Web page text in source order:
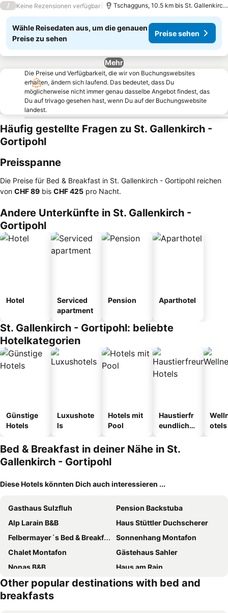
/ Keine Rezensionen verfügbar Tschagguns, 10.5 km bis St. Gallenkirch - Gortipohl
Wähle Reisedaten aus, um die genauen
Preise zu sehen
Preise sehen
Mehr
Die Preise und Verfügbarkeit, die wir von Buchungswebsites
erhalten, ändern sich laufend. Das bedeutet, dass Du
möglicherweise nicht immer genau dasselbe Angebot findest, das
Du auf trivago gesehen hast, wenn Du auf der Buchungswebsite
landest.
Häufig gestellte Fragen zu St. Gallenkirch -
Gortipohl
Preisspanne
Die Preise für Bed & Breakfast in St. Gallenkirch - Gortipohl reichen
von ‎CHF 89 bis ‎CHF 425 pro Nacht.
Andere Unterkünfte in St. Gallenkirch -
Gortipohl
Hotel
Serviced
apartment
Pension Aparthotel
St. Gallenkirch - Gortipohl: beliebte
Hotelkategorien
Günstige
Hotels
Luxushote
ls
Hotels mit
Pool
Haustierfr
eundliche
otels
Bed & Breakfast in deiner Nähe in St.
Gallenkirch - Gortipohl
Diese Hotels könnten Dich auch interessieren ...
Gasthaus Sulzfluh
Pension Backstuba
Alp Larain B&B
Haus Stüttler Duchscherer
Felbermayer´s Bed & Breakfast
Sonnenhang Montafon
Chalet Montafon
Gästehaus Sahler
Nonas B&B
Haus am Rain
Landhaus Grüt
Apart Garni Sonne
Haus Elisabeth
Other popular destinations with bed and
breakfasts